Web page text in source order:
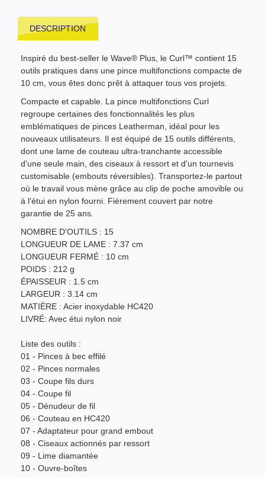
DESCRIPTION
Inspiré du best-seller le Wave® Plus, le Curl™ contient 15
outils pratiques dans une pince multifonctions compacte de
10 cm, vous êtes donc prêt à attaquer tous vos projets.
Compacte et capable. La pince multifonctions Curl
regroupe certaines des fonctionnalités les plus
emblématiques de pinces Leatherman, idéal pour les
nouveaux utilisateurs. Il est équipé de 15 outils différents,
dont une lame de couteau ultra-tranchante accessible
d'une seule main, des ciseaux à ressort et d'un tournevis
customisable (embouts réversibles). Transportez-le partout
où le travail vous mène grâce au clip de poche amovible ou
à l'étui en nylon fourni. Fièrement couvert par notre
garantie de 25 ans.
NOMBRE D'OUTILS : 15
LONGUEUR DE LAME : 7.37 cm
LONGUEUR FERMÉ : 10 cm
POIDS : 212 g
ÉPAISSEUR : 1.5 cm
LARGEUR : 3.14 cm
MATIÈRE : Acier inoxydable HC420
LIVRÉ: Avec étui nylon noir
Liste des outils :
01 - Pinces à bec effilé
02 - Pinces normales
03 - Coupe fils durs
04 - Coupe fil
05 - Dénudeur de fil
06 - Couteau en HC420
07 - Adaptateur pour grand embout
08 - Ciseaux actionnés par ressort
09 - Lime diamantée
10 - Ouvre-boîtes